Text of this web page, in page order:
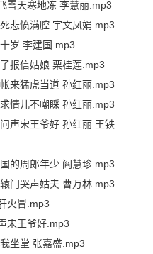
雪天寒地冻 李慧丽.mp3
悲愤满腔 宇文凤娟.mp3
岁 李建国.mp3
报信姑娘 栗桂莲.mp3
来猛虎当道 孙红丽.mp3
情儿不嘲睬 孙红丽.mp3
声宋王爷好 孙红丽 王铁
的周郎年少 阎慧珍.mp3
门哭声姑夫 曹万林.mp3
火冒.mp3
宋王爷好.mp3
坐堂 张嘉盛.mp3